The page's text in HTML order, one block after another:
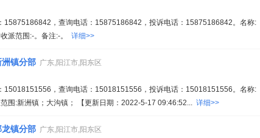
15875186842，查询电话：15875186842，投诉电话：15875186842。名称:
派范围:-。备注:-。 详细>>
镇分部 广东,阳江市,阳东区
15018151556，查询电话：15018151556，投诉电话：15018151556。名称:
围:新洲镇；大沟镇； 【更新日期：2022-5-17 09:46:52... 详细>>
镇分部 广东,阳江市,阳东区